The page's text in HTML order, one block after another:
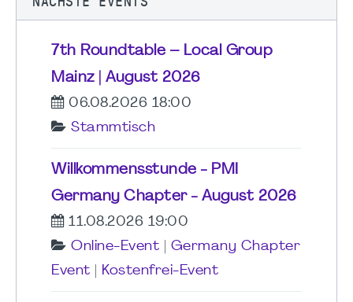
7th Roundtable – Local Group
Mainz | August 2026
06.08.2026 18:00
Stammtisch
Willkommensstunde - PMI
Germany Chapter - August 2026
11.08.2026 19:00
Online-Event
Germany Chapter
Event
Kostenfrei-Event